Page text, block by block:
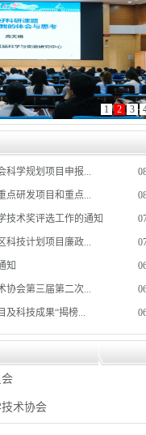
1 2 3
科学规划项目申报...
点研发项目和重点...
技术奖评选工作的通知
科技计划项目廉政...
知
协会第三届第二次...
及科技成果“揭榜...
术协会